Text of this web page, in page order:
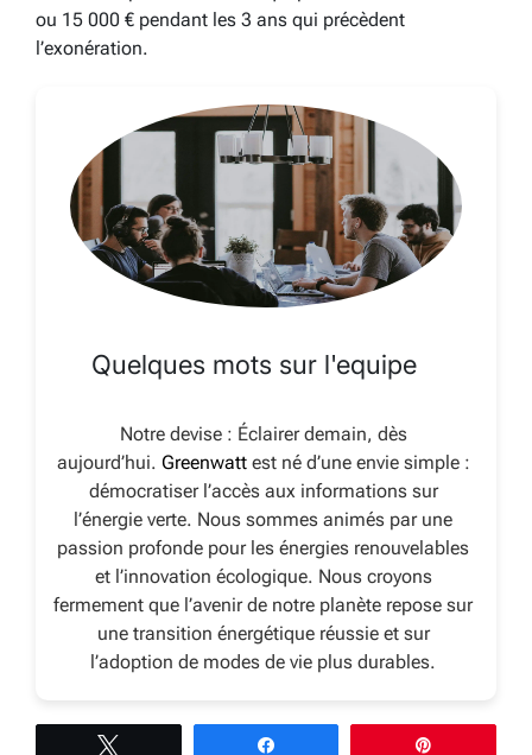
ou 15 000 € pendant les 3 ans qui précèdent
l’exonération.
Quelques mots sur l'equipe
Notre devise : Éclairer demain, dès
aujourd’hui. Greenwattest né d’une envie simple :
démocratiser l’accès aux informations sur
l’énergie verte. Nous sommes animés par une
passion profonde pour les énergies renouvelables
et l’innovation écologique. Nous croyons
fermement que l’avenir de notre planète repose sur
une transition énergétique réussie et sur
l’adoption de modes de vie plus durables.